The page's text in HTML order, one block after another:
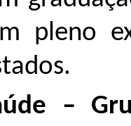
pleno
–